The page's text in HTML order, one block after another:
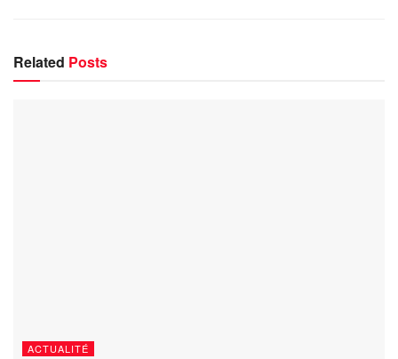
Related Posts
ACTUALITÉ